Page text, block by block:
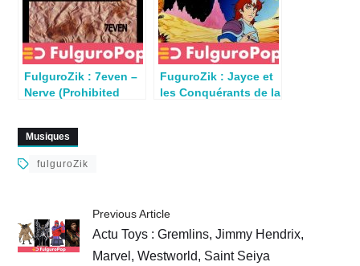
FulguroZik : 7even –
Nerve (Prohibited
FuguroZik : Jayce et
les Conquérants de la
Musiques
fulguroZik
Previous Article
Actu Toys : Gremlins, Jimmy Hendrix,
Marvel, Westworld, Saint Seiya